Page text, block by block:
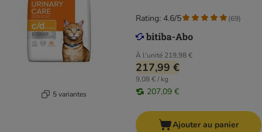
5 variantes
À l'unité 219,98 €
217,99 €
9,08 € / kg
207,09 €
Rating: 4.6/5 (69)
Ajouter au panier